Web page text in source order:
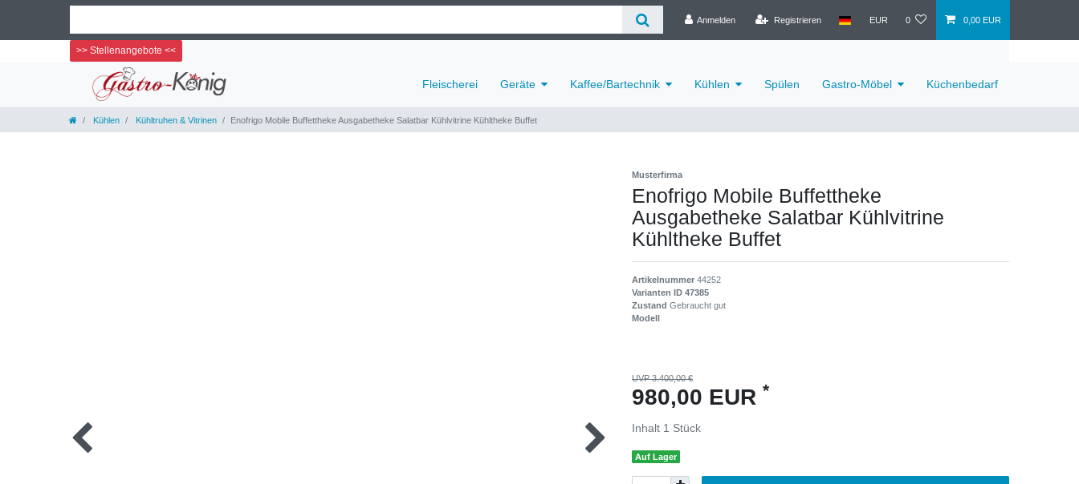
Anmelden Registrieren EUR 0 0,00 EUR
>> Stellenangebote <<
Fleischerei Geräte Kaffee/Bartechnik Kühlen Spülen Gastro-Möbel Küchenbedarf
Kühlen Kühltruhen & Vitrinen Enofrigo Mobile Buffettheke Ausgabetheke Salatbar Kühlvitrine Kühltheke Buffet
Musterfirma
Enofrigo Mobile Buffettheke
Ausgabetheke Salatbar Kühlvitrine
Kühltheke Buffet
Artikelnummer 44252
Varianten ID 47385
Zustand Gebraucht gut
Modell
UVP 3.400,00 €
980,00 EUR *
Inhalt 1 Stück
Auf Lager